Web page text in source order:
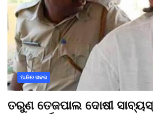
ଆଜିର ଖବର
ତରୁଣ ତେଜପାଲ ଦୋଷୀ